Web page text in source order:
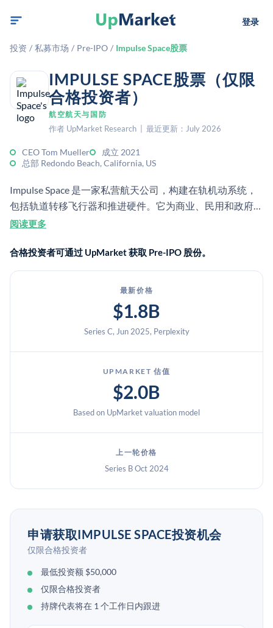
登录
投资 / 私募市场 / Pre-IPO / Impulse Space股票
IMPULSE SPACE股票（仅限
合格投资者）
航空航天与国防
作者 UpMarket Research | 最近更新：July 2026
CEO Tom Mueller
成立 2021
总部 Redondo Beach, California, US
Impulse Space 是一家私营航天公司，构建在轨机动系统，
包括轨道转移飞行器和推进硬件。它为商业、民用和政府任
务提供服务，帮助有效载荷在不同轨道之间快速且可靠地转
阅读更多
合格投资者可通过 UpMarket 获取 Pre-IPO 股份。
最新价格
$1.8B
Series C, Jun 2025, Perplexity
UPMARKET 估值
$2.0B
Based on UpMarket valuation model
上一轮价格
Series B Oct 2024
申请获取IMPULSE SPACE投资机会
仅限合格投资者
最低投资额 $50,000
仅限合格投资者
持牌代表将在 1 个工作日内跟进